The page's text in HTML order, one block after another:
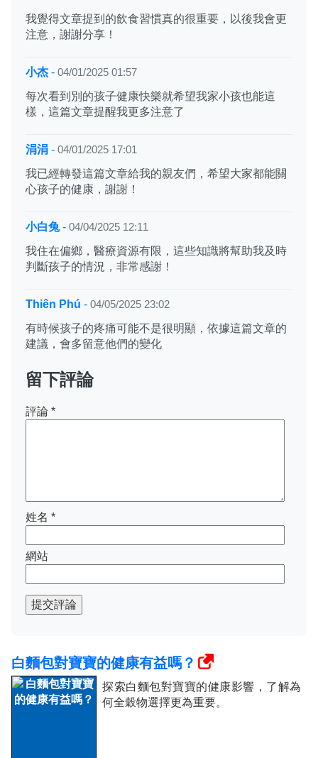
我覺得文章提到的飲食習慣真的很重要，以後我會更
注意，謝謝分享！
小杰 - 04/01/2025 01:57
每次看到別的孩子健康快樂就希望我家小孩也能這
樣，這篇文章提醒我更多注意了
涓涓 - 04/01/2025 17:01
我已經轉發這篇文章給我的親友們，希望大家都能關
心孩子的健康，謝謝！
小白兔- 04/04/2025 12:11
我住在偏鄉，醫療資源有限，這些知識將幫助我及時
判斷孩子的情況，非常感謝！
Thiên Phú - 04/05/2025 23:02
有時候孩子的疼痛可能不是很明顯，依據這篇文章的
建議，會多留意他們的變化
留下評論
評論 *
姓名 *
網站
提交評論
白麵包對寶寶的健康有益嗎？
探索白麵包對寶寶的健康影響，了解為
何全穀物選擇更為重要。